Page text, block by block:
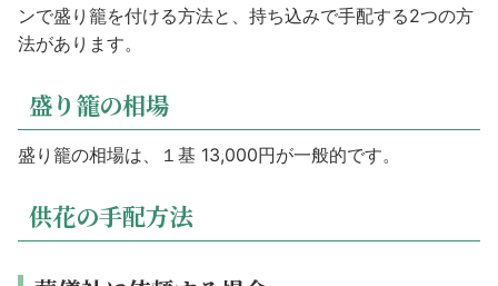
ンで盛り籠を付ける方法と、持ち込みで手配する2つの方
法があります。
盛り籠の相場
盛り籠の相場は、１基 13,000円が一般的です。
供花の手配方法